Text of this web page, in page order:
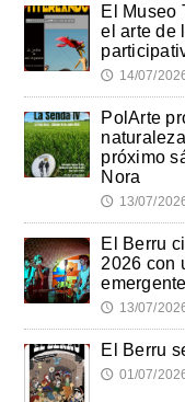
El Museo
el arte de
🕔 14/07/
PolArte
próximo
Nora
🕔 13/07/
El Berru
2026 con
🕔 13/07/
El Berru
🕔 01/07/